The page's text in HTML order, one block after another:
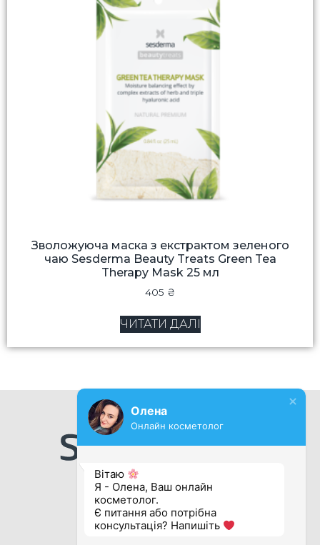
Зволожуюча маска з екстрактом зеленого
чаю Sesderma Beauty Treats Green Tea
Therapy Mask 25 мл
405 ₴
ЧИТАТИ ДАЛІ
Олена
Онлайн косметолог
Вітаю
Я - Олена, Ваш онлайн
косметолог.
Є питання або потрібна
консультація? Напишіть